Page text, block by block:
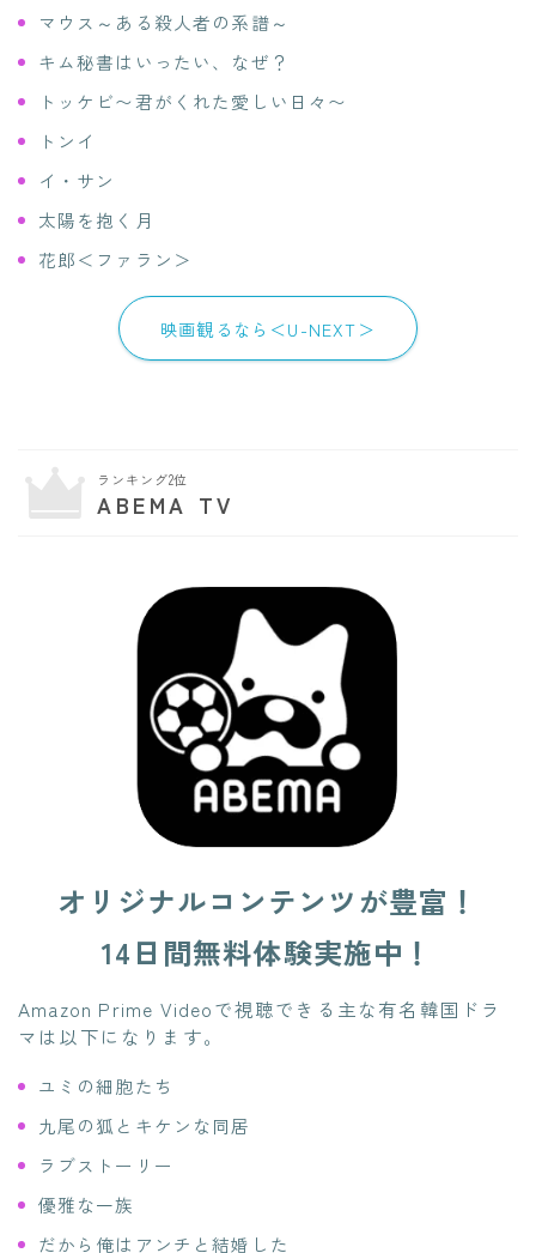
マウス～ある殺人者の系譜～
キム秘書はいったい、なぜ？
トッケビ〜君がくれた愛しい日々〜
トンイ
イ・サン
太陽を抱く月
花郎＜ファラン＞
映画観るなら＜U-NEXT＞
ランキング2位
ABEMA TV
オリジナルコンテンツが豊富！
14日間無料体験実施中！
Amazon Prime Videoで視聴できる主な有名韓国ドラ
マは以下になります。
ユミの細胞たち
九尾の狐とキケンな同居
ラブストーリー
優雅な一族
だから俺はアンチと結婚した